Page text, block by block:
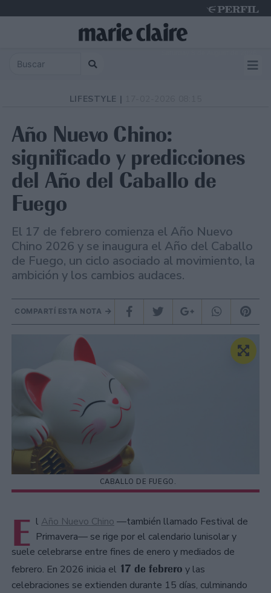
LIFESTYLE |
Año Nuevo Chino:
significado y predicciones
del Año del Caballo de
Fuego
El 17 de febrero comienza el Año Nuevo
Chino 2026 y se inaugura el Año del Caballo
de Fuego, un ciclo asociado al movimiento, la
ambición y los cambios audaces.
COMPARTÍ ESTA NOTA
CABALLO DE FUEGO.
E l Año Nuevo Chino —también llamado Festival de
Primavera— se rige por el calendario lunisolar y
suele celebrarse entre fines de enero y mediados de
febrero. En 2026 inicia el 17 de febrero y las
celebraciones se extienden durante 15 días, culminando